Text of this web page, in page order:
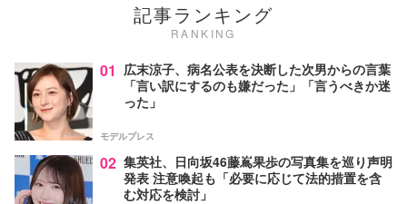
記事ランキング
RANKING
01 広末涼子、病名公表を決断した次男からの言葉
「言い訳にするのも嫌だった」「言うべきか迷
った」
モデルプレス
02 集英社、日向坂46藤嶌果歩の写真集を巡り声明
発表 注意喚起も「必要に応じて法的措置を含
む対応を検討」